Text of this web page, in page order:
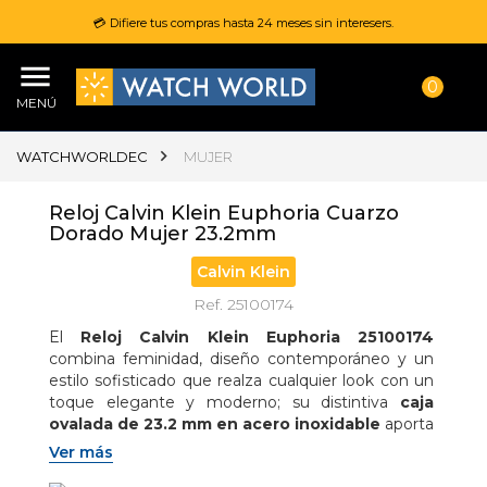
💳 Difiere tus compras hasta 24 meses sin interesers.
MENÚ
0
WATCHWORLDEC MUJER
Reloj Calvin Klein Euphoria Cuarzo
Dorado Mujer 23.2mm
Calvin Klein
Ref. 25100174
El Reloj Calvin Klein Euphoria 25100174
combina feminidad, diseño contemporáneo y un
estilo sofisticado que realza cualquier look con un
toque elegante y moderno; su distintiva caja
ovalada de 23.2 mm en acero inoxidable aporta
una silueta refinada y delicada, mientras que el
elegante
Ver más